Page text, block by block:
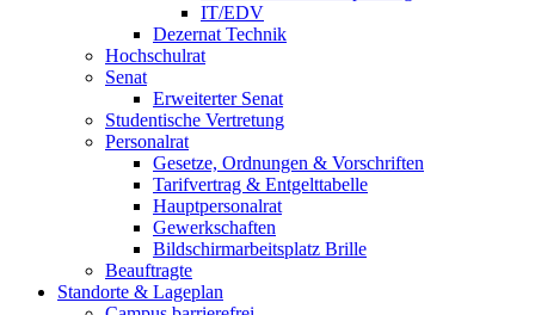
IT/EDV
Dezernat Technik
Hochschulrat
Senat
Erweiterter Senat
Studentische Vertretung
Personalrat
Gesetze, Ordnungen & Vorschriften
Tarifvertrag & Entgelttabelle
Hauptpersonalrat
Gewerkschaften
Bildschirmarbeitsplatz Brille
Beauftragte
Standorte & Lageplan